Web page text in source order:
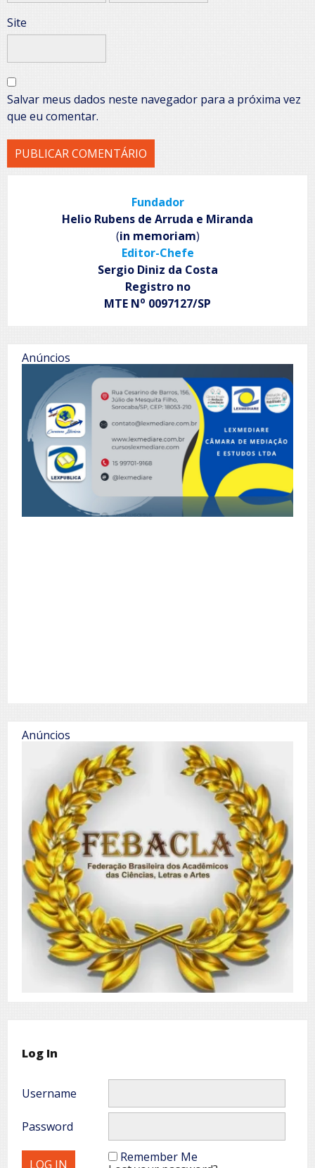
Site
Salvar meus dados neste navegador para a próxima vez
que eu comentar.
Fundador
Helio Rubens de Arruda e Miranda
(in memoriam)
Editor-Chefe
Sergio Diniz da Costa
Registro no
MTE No 0097127/SP
Anúncios
Anúncios
Log In
Username
Password
Remember Me